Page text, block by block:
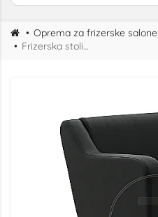
Oprema za frizerske salone
Frizerska stolica Insua-RL